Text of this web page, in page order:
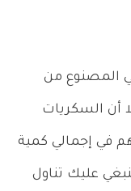
المصنوع من
أن السكريات
في إجمالي كمية
عليك تناول